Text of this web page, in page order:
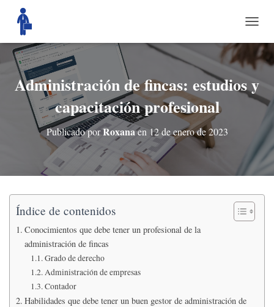
A
M
B
A
R
O
D
A
V
E
Administración de fincas: estudios y
capacitación profesional
Publicado porRoxanaen 12 de enero de 2023
Índice de contenidos
Conocimientos que debe tener un profesional de la
administración de fincas
Grado de derecho
Administración de empresas
Contador
Habilidades que debe tener un buen gestor de administración de